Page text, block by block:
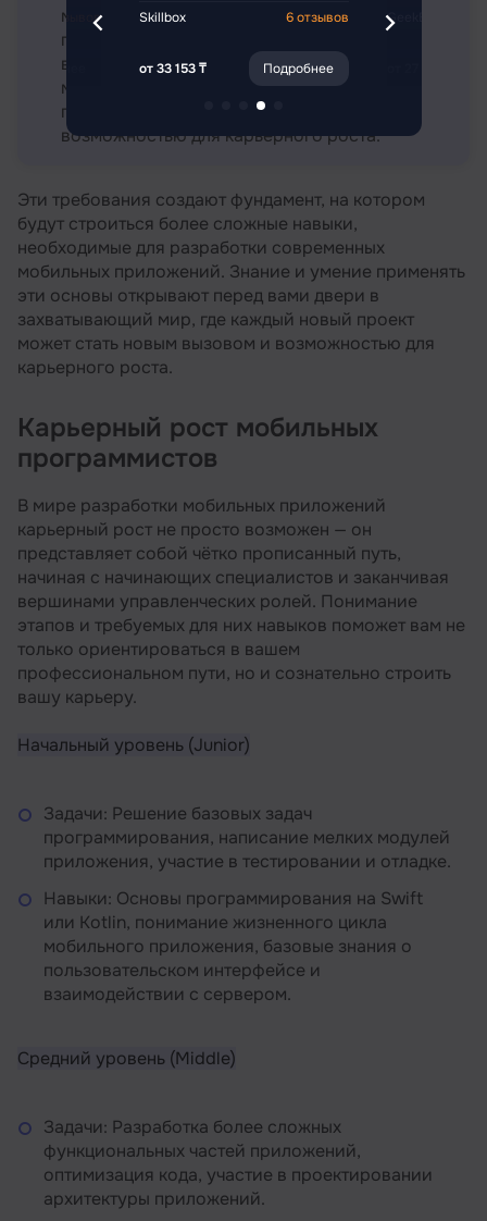
мобильных приложений. Знание и умение
применять эти основы открывают перед
вами двери в захватывающий мир
мобильной разработки, где каждый новый
проект может стать новым вызовом и
возможностью для карьерного роста.
Эти требования создают фундамент, на котором
будут строиться более сложные навыки,
необходимые для разработки современных
мобильных приложений. Знание и умение применять
эти основы открывают перед вами двери в
захватывающий мир, где каждый новый проект
может стать новым вызовом и возможностью для
карьерного роста.
Карьерный рост мобильных
программистов
В мире разработки мобильных приложений
карьерный рост не просто возможен — он
представляет собой чётко прописанный путь,
начиная с начинающих специалистов и заканчивая
вершинами управленческих ролей. Понимание
этапов и требуемых для них навыков поможет вам не
только ориентироваться в вашем
профессиональном пути, но и сознательно строить
вашу карьеру.
Начальный уровень (Junior)
Задачи: Решение базовых задач
программирования, написание мелких модулей
приложения, участие в тестировании и отладке.
Навыки: Основы программирования на Swift
или Kotlin, понимание жизненного цикла
мобильного приложения, базовые знания о
пользовательском интерфейсе и
взаимодействии с сервером.
Средний уровень (Middle)
Задачи: Разработка более сложных
функциональных частей приложений,
оптимизация кода, участие в проектировании
архитектуры приложений.
6 отзывов
Подробнее
Skillbox 6 отзывов
от 33 153 ₸ Подробнее
GeekBrains